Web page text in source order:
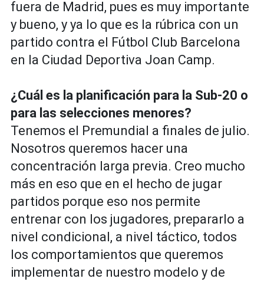
fuera de Madrid, pues es muy importante
y bueno, y ya lo que es la rúbrica con un
partido contra el Fútbol Club Barcelona
en la Ciudad Deportiva Joan Camp.
¿Cuál es la planificación para la Sub-20 o
para las selecciones menores?
Tenemos el Premundial a finales de julio.
Nosotros queremos hacer una
concentración larga previa. Creo mucho
más en eso que en el hecho de jugar
partidos porque eso nos permite
entrenar con los jugadores, prepararlo a
nivel condicional, a nivel táctico, todos
los comportamientos que queremos
implementar de nuestro modelo y de